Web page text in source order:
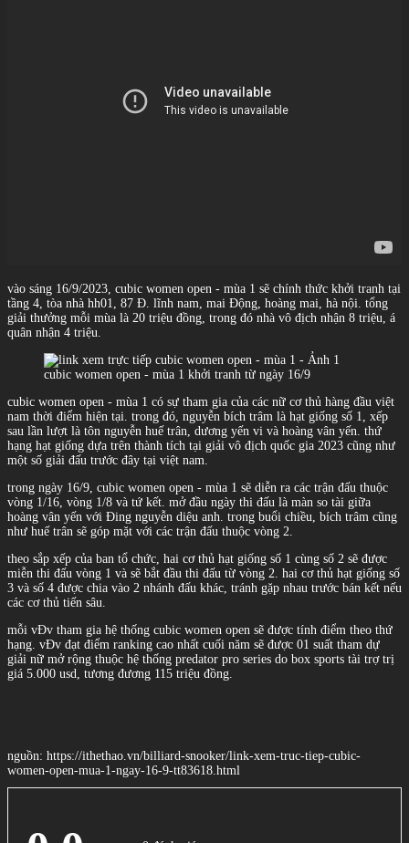
vào sáng 16/9/2023, cubic women open - mùa 1 sẽ chính thức khởi tranh tại
tầng 4, tòa nhà hh01, 87 Đ. lĩnh nam, mai Động, hoàng mai, hà nội. tổng
giải thưởng mỗi mùa là 20 triệu đồng, trong đó nhà vô địch nhận 8 triệu, á
quân nhận 4 triệu.
cubic women open - mùa 1 khởi tranh từ ngày 16/9
cubic women open - mùa 1 có sự tham gia của các nữ cơ thủ hàng đầu việt
nam thời điểm hiện tại. trong đó, nguyễn bích trâm là hạt giống số 1, xếp
sau lần lượt là tôn nguyễn huế trân, dương yến vi và hoàng vân yến. thứ
hạng hạt giống dựa trên thành tích tại giải vô địch quốc gia 2023 cũng như
một số giải đấu trước đây tại việt nam.
trong ngày 16/9, cubic women open - mùa 1 sẽ diễn ra các trận đấu thuộc
vòng 1/16, vòng 1/8 và tứ kết. mở đầu ngày thi đấu là màn so tài giữa
hoàng vân yến với Đing nguyễn diệu anh. trong buổi chiều, bích trâm cũng
như huế trân sẽ góp mặt với các trận đấu thuộc vòng 2.
theo sắp xếp của ban tổ chức, hai cơ thủ hạt giống số 1 cùng số 2 sẽ được
miễn thi đấu vòng 1 và sẽ bắt đầu thi đấu từ vòng 2. hai cơ thủ hạt giống số
3 và số 4 được chia vào 2 nhánh đấu khác, tránh gặp nhau trước bán kết nếu
các cơ thủ tiến sâu.
mỗi vĐv tham gia hệ thống cubic women open sẽ được tính điểm theo thứ
hạng. vĐv đạt điểm ranking cao nhất cuối năm sẽ được 01 suất tham dự
giải nữ mở rộng thuộc hệ thống predator pro series do box sports tài trợ trị
giá 5.000 usd, tương đương 115 triệu đồng.
nguồn: https://ithethao.vn/billiard-snooker/link-xem-truc-tiep-cubic-
women-open-mua-1-ngay-16-9-tt83618.html